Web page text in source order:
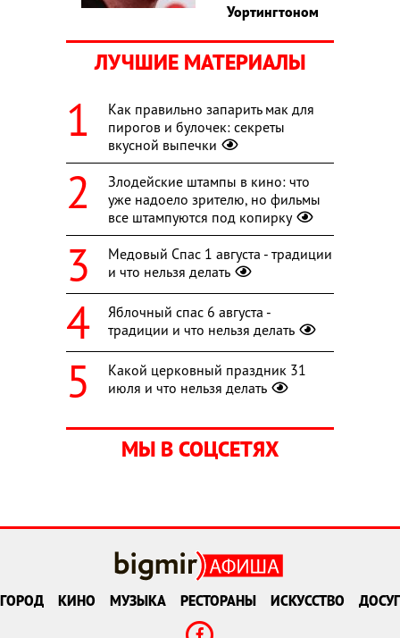
Уортингтоном
ЛУЧШИЕ МАТЕРИАЛЫ
Как правильно запарить мак для
пирогов и булочек: секреты
вкусной выпечки
Злодейские штампы в кино: что
уже надоело зрителю, но фильмы
все штампуются под копирку
Медовый Спас 1 августа - традиции
и что нельзя делать
Яблочный спас 6 августа -
традиции и что нельзя делать
Какой церковный праздник 31
июля и что нельзя делать
МЫ В СОЦСЕТЯХ
ГОРОД КИНО МУЗЫКА РЕСТОРАНЫ ИСКУССТВО ДОСУГ